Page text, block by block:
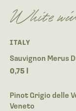
White
ITALY
Sauvignon Merus
0,75 l
Pinot Grigio delle
Veneto